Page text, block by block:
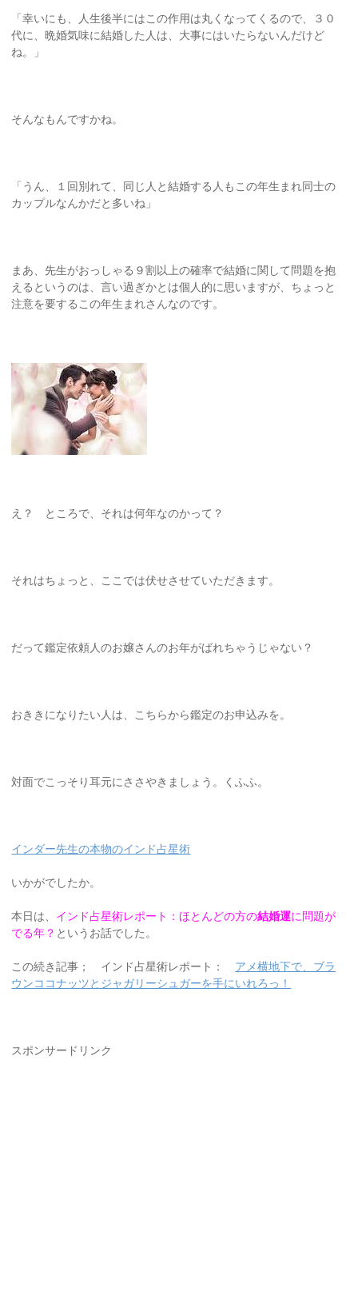
「幸いにも、人生後半にはこの作用は丸くなってくるので、３０
代に、晩婚気味に結婚した人は、大事にはいたらないんだけど
ね。」
そんなもんですかね。
「うん、１回別れて、同じ人と結婚する人もこの年生まれ同士の
カップルなんかだと多いね」
まあ、先生がおっしゃる９割以上の確率で結婚に関して問題を抱
えるというのは、言い過ぎかとは個人的に思いますが、ちょっと
注意を要するこの年生まれさんなのです。
え？ ところで、それは何年なのかって？
それはちょっと、ここでは伏せさせていただきます。
だって鑑定依頼人のお嬢さんのお年がばれちゃうじゃない？
おききになりたい人は、こちらから鑑定のお申込みを。
対面でこっそり耳元にささやきましょう。くふふ。
インダー先生の本物のインド占星術
いかがでしたか。
本日は、 インド占星術レポート：ほとんどの方の結婚運に問題が
でる年？ というお話でした。
この続き記事； インド占星術レポート： アメ横地下で、ブラ
ウンココナッツとジャガリーシュガーを手にいれろっ！
スポンサードリンク